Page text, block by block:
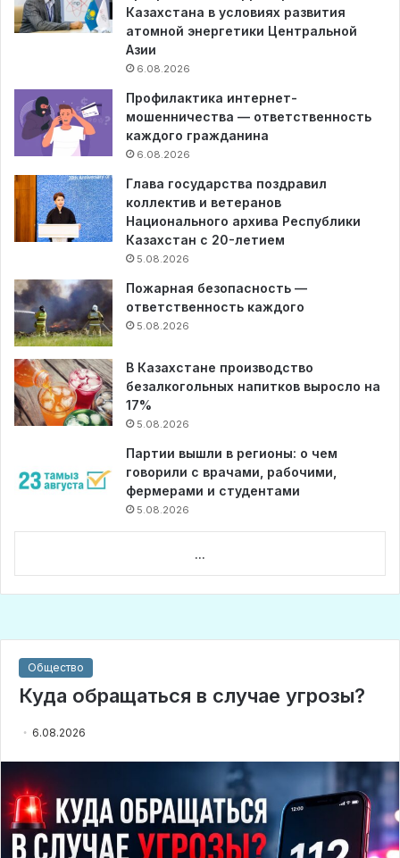
Казахстана в условиях развития
атомной энергетики Центральной
Азии
6.08.2026
Профилактика интернет-
мошенничества — ответственность
каждого гражданина
6.08.2026
Глава государства поздравил
коллектив и ветеранов
Национального архива Республики
Казахстан с 20-летием
5.08.2026
Пожарная безопасность —
ответственность каждого
5.08.2026
В Казахстане производство
безалкогольных напитков выросло на
17%
5.08.2026
Партии вышли в регионы: о чем
говорили с врачами, рабочими,
фермерами и студентами
5.08.2026
...